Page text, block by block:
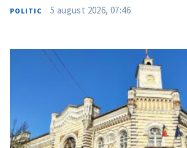
POLITIC 5 august 2026, 07:46